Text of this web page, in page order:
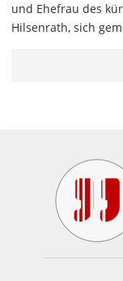
und Ehefrau des
Hilsenrath, sich